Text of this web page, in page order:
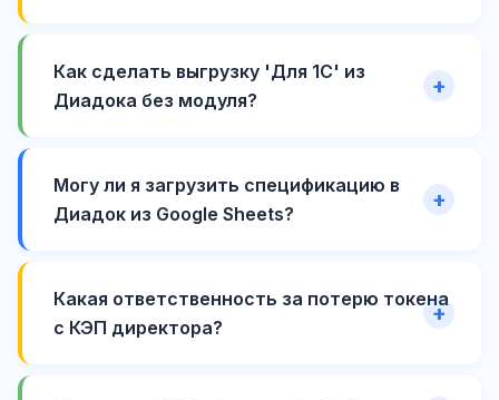
Как сделать выгрузку 'Для 1С' из
Диадока без модуля?
Могу ли я загрузить спецификацию в
Диадок из Google Sheets?
Какая ответственность за потерю токена
с КЭП директора?